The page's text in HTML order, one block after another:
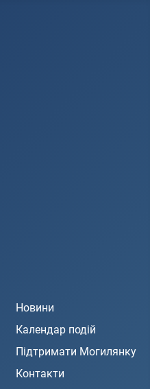
Новини
Календар подій
Підтримати Могилянку
Контакти